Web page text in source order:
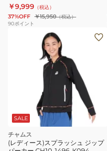
￥9,999 （税込）
37%OFF ￥15,950（税込）
90ポイント
SALE
チャムス
(レディース)スプラッシュ ジップ